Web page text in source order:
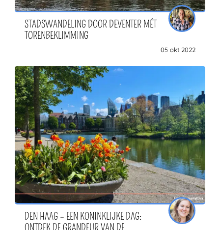
STADSWANDELING DOOR DEVENTER MÉT
TORENBEKLIMMING
05 okt 2022
DEN HAAG – EEN KONINKLIJKE DAG: